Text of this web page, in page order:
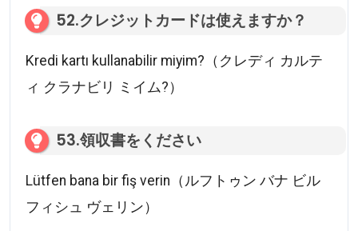
52.クレジットカードは使えますか？
Kredi kartı kullanabilir miyim?（クレディ カルテ
ィ クラナビリ ミイム?）
53.領収書をください
Lütfen bana bir fiş verin（ルフトゥン バナ ビル
フィシュ ヴェリン）